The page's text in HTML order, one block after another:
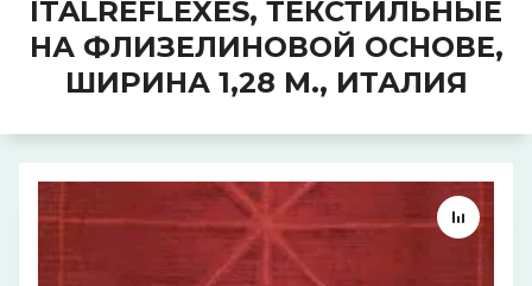
ITALREFLEXES, ТЕКСТИЛЬНЫЕ
НА ФЛИЗЕЛИНОВОЙ ОСНОВЕ,
ШИРИНА 1,28 М., ИТАЛИЯ